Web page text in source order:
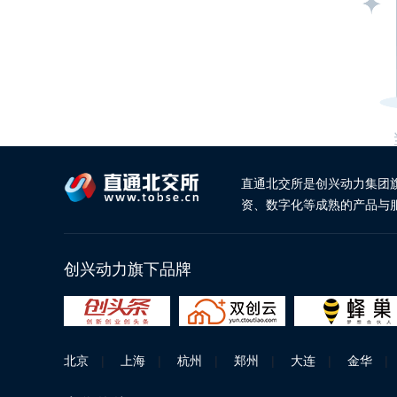
直通北交所是创兴动力集团
资、数字化等成熟的产品与
创兴动力旗下品牌
北京 | 上海 | 杭州 | 郑州 | 大连 | 金华 |